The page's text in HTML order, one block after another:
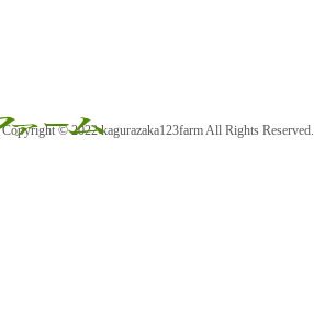
Copyright © 2022 kagurazaka123farm All Rights Reserved.